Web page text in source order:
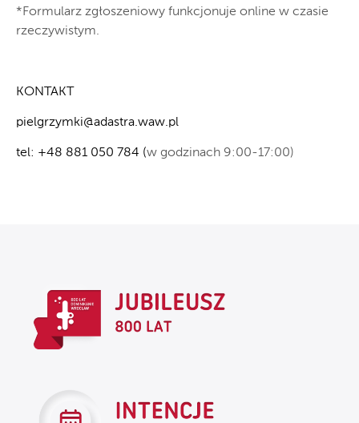
*Formularz zgłoszeniowy funkcjonuje online w czasie
rzeczywistym.
KONTAKT
pielgrzymki@adastra.waw.pl
tel: +48 881 050 784 (w godzinach 9:00-17:00)